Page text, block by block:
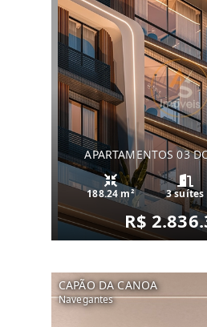
APARTAMENTOS 03
188.24 m² 3 suítes
R$
CAPÃO DA CANOA
Navegantes